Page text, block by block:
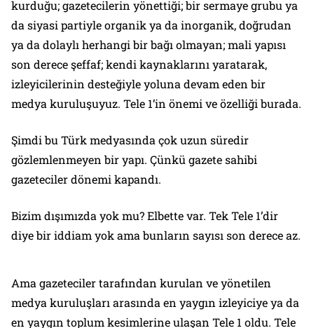
kurduğu; gazetecilerin yönettiği; bir sermaye grubu ya
da siyasi partiyle organik ya da inorganik, doğrudan
ya da dolaylı herhangi bir bağı olmayan; mali yapısı
son derece şeffaf; kendi kaynaklarını yaratarak,
izleyicilerinin desteğiyle yoluna devam eden bir
medya kuruluşuyuz. Tele 1’in önemi ve özelliği burada.
Şimdi bu Türk medyasında çok uzun süredir
gözlemlenmeyen bir yapı. Çünkü gazete sahibi
gazeteciler dönemi kapandı.
Bizim dışımızda yok mu? Elbette var. Tek Tele 1’dir
diye bir iddiam yok ama bunların sayısı son derece az.
Ama gazeteciler tarafından kurulan ve yönetilen
medya kuruluşları arasında en yaygın izleyiciye ya da
en yaygın toplum kesimlerine ulaşan Tele 1 oldu. Tele